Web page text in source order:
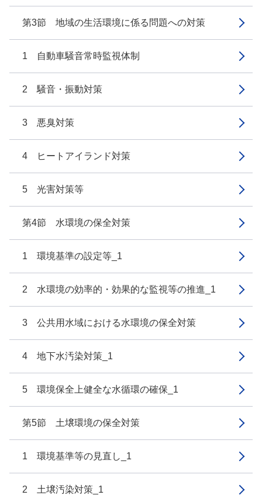
第3節 地域の生活環境に係る問題への対策
1 自動車騒音常時監視体制
2 騒音・振動対策
3 悪臭対策
4 ヒートアイランド対策
5 光害対策等
第4節 水環境の保全対策
1 環境基準の設定等_1
2 水環境の効率的・効果的な監視等の推進_1
3 公共用水域における水環境の保全対策
4 地下水汚染対策_1
5 環境保全上健全な水循環の確保_1
第5節 土壌環境の保全対策
1 環境基準等の見直し_1
2 土壌汚染対策_1